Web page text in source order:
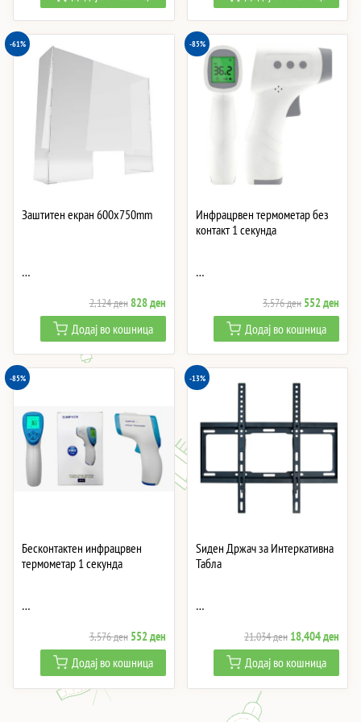
147 ден.18 ден.
-61%
Заштитен екран 600x750mm
…
2,124денOriginal
price
was:
2,124 ден.
828денCurrent
price
is:
828 ден.
Додај во кошница
-85%
Инфрацрвен термометар без
контакт 1 секунда
…
3,576ден Original
price
was:
3,576 ден.
552ден
price
is:
552
Додај во кошница
-85%
Бесконтактен инфрацрвен
термометар 1 секунда
…
3,576ден Original
price
was:
3,576 ден.
552денCurrent
price
is:
552 ден.
Додај во кошница
-13%
Ѕиден Држач за Интеркативна
Табла
…
21,034ден Original
price
was:
21,034 ден.
18,404ден
price
is:
Додај во кошница